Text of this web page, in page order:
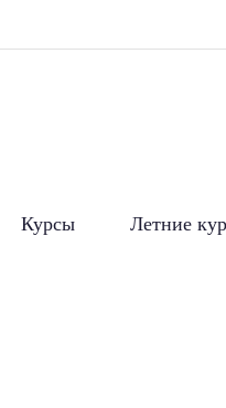
Курсы Летние